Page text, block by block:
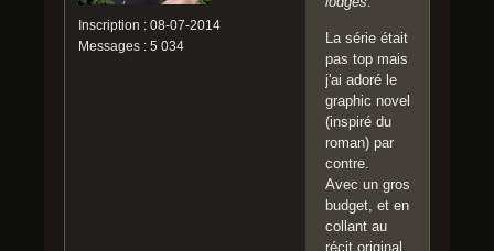
Inscription : 08-07-2014
Messages : 5 034
La série était
pas top mais
j'ai adoré le
graphic novel
(inspiré du
roman) par
contre.
Avec un gros
budget, et en
collant au
récit original